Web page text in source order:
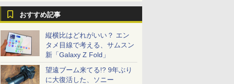
おすすめ記事
縦横比はどれがいい？ エン
タメ目線で考える、サムスン
新「Galaxy Z Fold」
望遠ブーム来てる!? 9年ぶり
に大復活した、ソニー